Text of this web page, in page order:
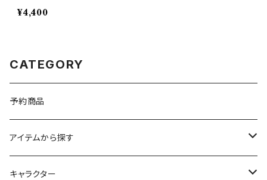
ビー】 SN1700-
308
¥4,400
CATEGORY
予約商品
アイテムから探す
九谷焼
キャラクター